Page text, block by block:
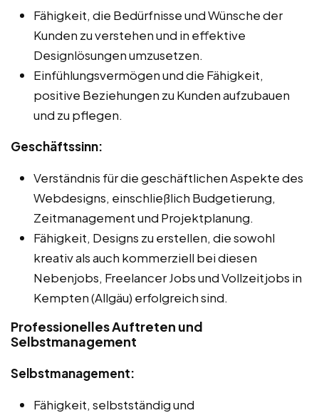
Fähigkeit, die Bedürfnisse und Wünsche der
Kunden zu verstehen und in effektive
Designlösungen umzusetzen.
Einfühlungsvermögen und die Fähigkeit,
positive Beziehungen zu Kunden aufzubauen
und zu pflegen.
Geschäftssinn:
Verständnis für die geschäftlichen Aspekte des
Webdesigns, einschließlich Budgetierung,
Zeitmanagement und Projektplanung.
Fähigkeit, Designs zu erstellen, die sowohl
kreativ als auch kommerziell bei diesen
Nebenjobs, Freelancer Jobs und Vollzeitjobs in
Kempten (Allgäu) erfolgreich sind.
Professionelles Auftreten und
Selbstmanagement
Selbstmanagement:
Fähigkeit, selbstständig und